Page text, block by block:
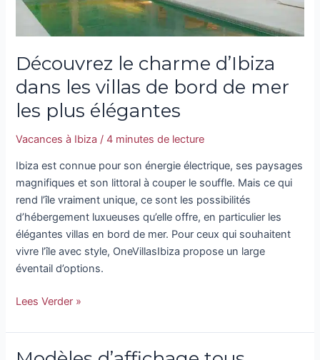
Découvrez le charme d’Ibiza
dans les villas de bord de mer
les plus élégantes
Vacances à Ibiza /4 minutes de lecture
Ibiza est connue pour son énergie électrique, ses paysages
magnifiques et son littoral à couper le souffle. Mais ce qui
rend l’île vraiment unique, ce sont les possibilités
d’hébergement luxueuses qu’elle offre, en particulier les
élégantes villas en bord de mer. Pour ceux qui souhaitent
vivre l’île avec style, OneVillasIbiza propose un large
éventail d’options.
de
plus
Lees Verder »
Modèles